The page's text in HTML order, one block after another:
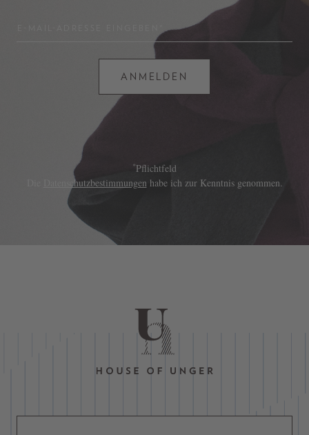
ANMELDEN
*Pflichtfeld
Datenschutzbestimmungen habe ich zur Kenntnis genommen.